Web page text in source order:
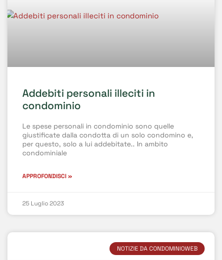
Addebiti personali illeciti in
condominio
Le spese personali in condominio sono quelle
giustificate dalla condotta di un solo condomino e,
per questo, solo a lui addebitate.. In ambito
condominiale
APPROFONDISCI »
25 Luglio 2023
NOTIZIE DA CONDOMINIOWEB